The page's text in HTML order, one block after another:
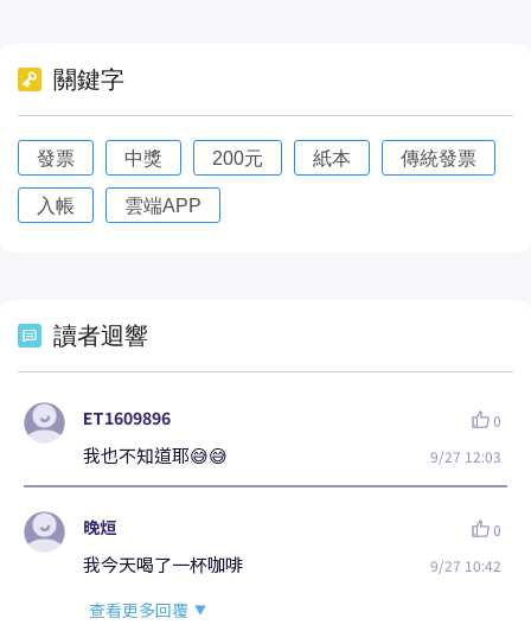
關鍵字
發票 中獎 200元 紙本 傳統發票
入帳 雲端APP
讀者迴響